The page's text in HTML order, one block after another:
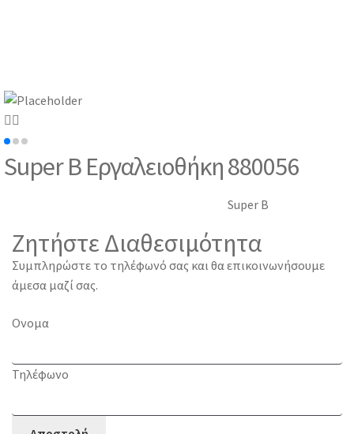
Super B Εργαλειοθήκη 880056
Super B
Ζητήστε Διαθεσιμότητα
Συμπληρώστε το τηλέφωνό σας και θα επικοινωνήσουμε
άμεσα μαζί σας.
Ονομα
Τηλέφωνο